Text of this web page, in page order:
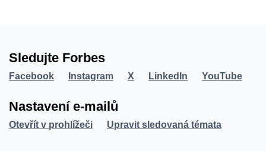
Sledujte Forbes
Facebook Instagram X LinkedIn YouTube
Nastavení e-mailů
Otevřít v prohlížeči Upravit sledovaná témata